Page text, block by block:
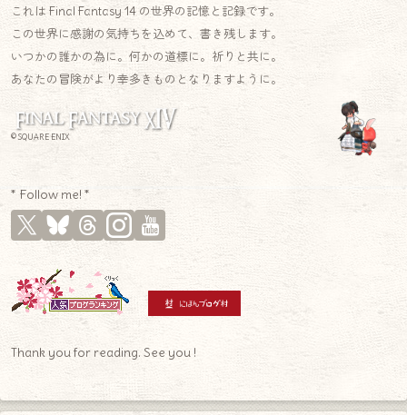
これは Final Fantasy 14 の世界の記憶と記録です。
この世界に感謝の気持ちを込めて、書き残します。
いつかの誰かの為に。何かの道標に。祈りと共に。
あなたの冒険がより幸多きものとなりますように。
© SQUARE ENIX
* Follow me! *
Thank you for reading. See you !